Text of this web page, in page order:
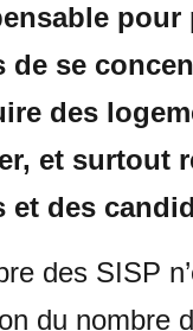
pour
de se
des
et surtout
et des
des SISP
du nombre